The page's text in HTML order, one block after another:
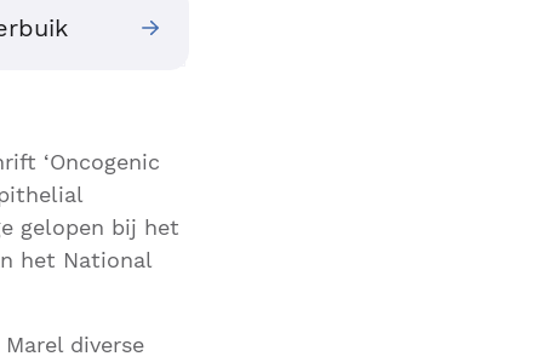
‘Oncogenic
gelopen bij het
het National
diverse